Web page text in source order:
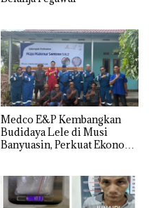
Medco E&P Kembangkan
Budidaya Lele di Musi
Banyuasin, Perkuat Ekonomi